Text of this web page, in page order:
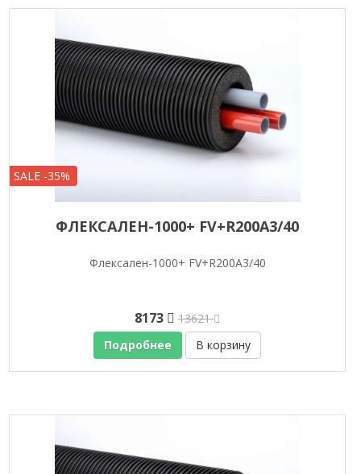
SALE -35%
ФЛЕКСАЛЕН-1000+ FV+R200A3/40
Флексален-1000+ FV+R200A3/40
8173
13621
Подробнее
В корзину